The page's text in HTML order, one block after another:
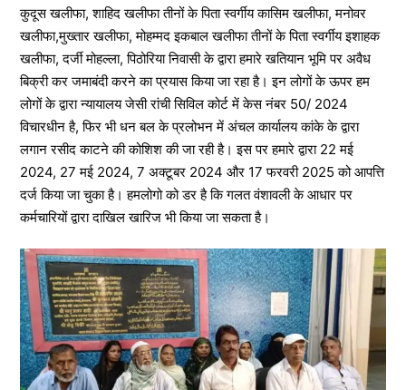
कुदूस खलीफा, शाहिद खलीफा तीनों के पिता स्वर्गीय कासिम खलीफा, मनोवर
खलीफा,मुख्तार खलीफा, मोहम्मद इकबाल खलीफा तीनों के पिता स्वर्गीय इशाहक
खलीफा, दर्जी मोहल्ला, पिठोरिया निवासी के द्वारा हमारे खतियान भूमि पर अवैध
बिक्री कर जमाबंदी करने का प्रयास किया जा रहा है। इन लोगों के ऊपर हम
लोगों के द्वारा न्यायालय जेसी रांची सिविल कोर्ट में केस नंबर 50/ 2024
विचारधीन है, फिर भी धन बल के प्रलोभन में अंचल कार्यालय कांके के द्वारा
लगान रसीद काटने की कोशिश की जा रही है। इस पर हमारे द्वारा 22 मई
2024, 27 मई 2024, 7 अक्टूबर 2024 और 17 फरवरी 2025 को आपत्ति
दर्ज किया जा चुका है। हमलोगो को डर है कि गलत वंशावली के आधार पर
कर्मचारियों द्वारा दाखिल खारिज भी किया जा सकता है।